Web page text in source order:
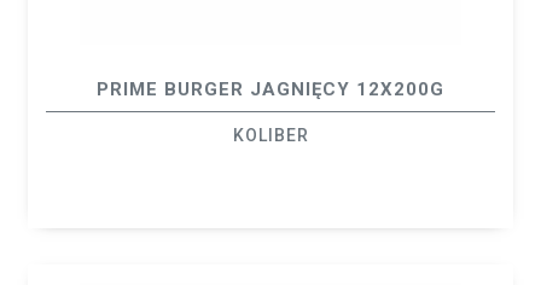
PRIME BURGER JAGNIĘCY 12X200G
KOLIBER